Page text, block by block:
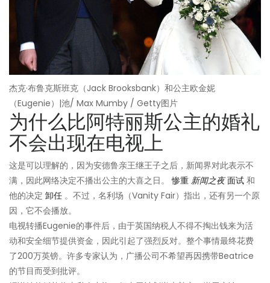
杰克·布鲁克斯班克（Jack Brooksbank）和公主欧金妮
（Eugenie）|池/ Max Mumby / Getty图片
为什么比阿特丽斯公主的婚礼
不会出现在电视上
这是可以理解的，因为安德鲁亲王继王子之后，新闻界对此表示不
满，因此网络决定不播出公主的大喜之日。惨重 新闻之夜 面试 和
他的决定 卸任 。不过，名利场（Vanity Fair）指出，还有另一个原
因，它不会播放。
电视转播Eugenie的事件后，由于英国纳税人不得不掏出钱来为活
动和安全细节提供资金，因此引起了强烈反对。整个事情最终花费
了200万英镑。许多专家认为，广播公司不希望再因携带Beatrice
的节目而受到批评。